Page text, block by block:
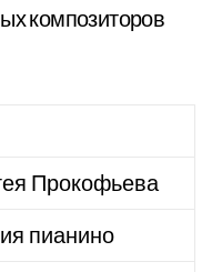
композиторов
Прокофьева
пианино